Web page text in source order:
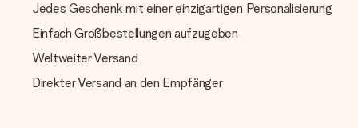
manuellen Überweisung verlängert sich die Lieferzeit des
Geschenks jedoch um 3 Werktage.
Geschenk empfangen
Was, wenn das Geschenk meine Erwartungen nicht
Jedes Geschenk mit einer einzigartigen Personalisierung
Einfach Großbestellungen aufzugeben
Weltweiter Versand
Direkter Versand an den Empfänger